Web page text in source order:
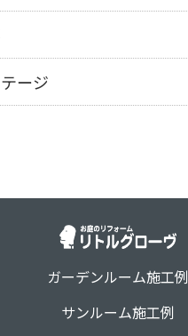
ージ
ガーデンルーム施工例
サンルーム施工例